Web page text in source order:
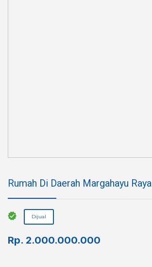
Rumah Di Daerah Margahayu Raya
Dijual
Rp. 2.000.000.000